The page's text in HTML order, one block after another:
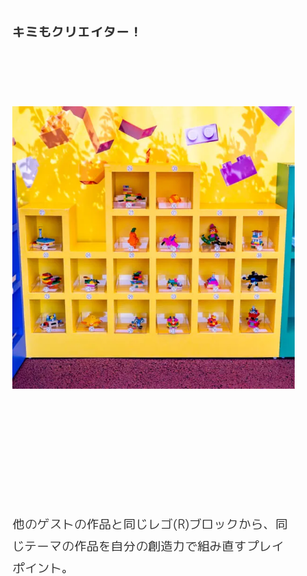
キミもクリエイター！
他のゲストの作品と同じレゴ(R)ブロックから、同
じテーマの作品を自分の創造力で組み直すプレイ
ポイント。